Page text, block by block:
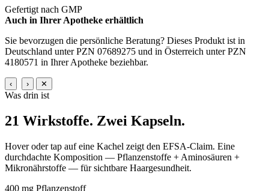
Gefertigt nach GMP
Auch in Ihrer Apotheke erhältlich
Sie bevorzugen die persönliche Beratung? Dieses Produkt ist in
Deutschland unter PZN 07689275 und in Österreich unter PZN
4180571 in Ihrer Apotheke beziehbar.
‹ › ✕
Was drin ist
21 Wirkstoffe. Zwei Kapseln.
Hover oder tap auf eine Kachel zeigt den EFSA-Claim. Eine
durchdachte Komposition — Pflanzenstoffe + Aminosäuren +
Mikronährstoffe — für sichtbare Haargesundheit.
400 mg Pflanzenstoff